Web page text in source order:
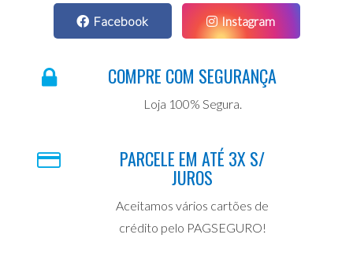
Facebook Instagram
COMPRE COM SEGURANÇA
Loja 100% Segura.
PARCELE EM ATÉ 3X S/
JUROS
Aceitamos vários cartões de
crédito pelo PAGSEGURO!